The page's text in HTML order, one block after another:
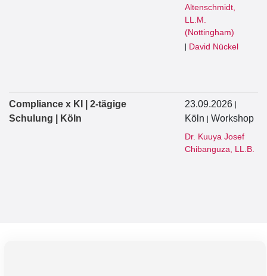
Altenschmidt,
LL.M.
(Nottingham)
David Nückel
Compliance x KI | 2-tägige
Schulung | Köln
23.09.2026
Köln Workshop
Dr. Kuuya Josef
Chibanguza, LL.B.